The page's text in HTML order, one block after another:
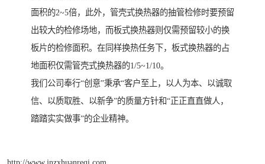
面积的2~5倍，此外，管壳式换热器的抽管检修时要预留
出较大的检修场地，而板式换热器则仅需预留较小的换
板片的检修面积。在同样换热任务下，板式换热器的占
地面积仅需管壳式换热器的1/5~1/10。
我们公司奉行“创意”秉承“客户至上，以人为本、以诚取
信、以质取胜、以新争”的质量方针和“正正直直做人，
踏踏实实做事”的企业精神。